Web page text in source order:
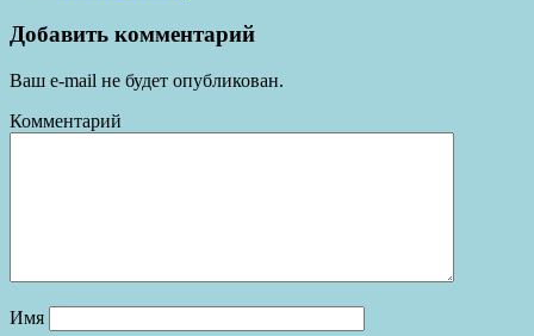
Добавить комментарий
Ваш e-mail не будет опубликован.
Комментарий
Имя